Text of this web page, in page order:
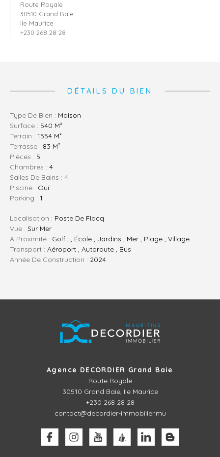
Route Royale
30510 Grand Baie
Ile Maurice
+230 268 28 28
DÉTAILS DU BIEN
Type De Bien : Maison
Surface : 540 M²
Terrain : 1554 M²
Terrasse : 83 M²
Pièces : 5
Chambres : 4
Salles De Bains : 4
Piscine : Oui
Parking : 1
Localisation : Poste De Flacq
Vue : Sur Mer
A Proximité : Golf , , École , Jardins , Mer , Plage , Village
Transport : Aéroport , Autoroute , Bus
Année De Construction : 2024
Agence DECORDIER Grand Baie
Route Royale
30510 Grand Baie, Ile Maurice
+230 268 28 28
contact@decordier-immobilier.mu